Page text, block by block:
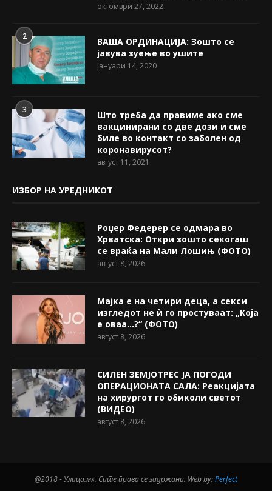
октомври 27, 2022
2
ВАША ОРДИНАЦИЈА: Зошто се
јавува зуење во ушите
јануари 14, 2020
3
Што треба да правиме ако сме
вакцинирани со две дози и сме
биле во контакт со заболен од
коронавирусот?
август 11, 2021
ИЗБОР НА УРЕДНИКОТ
Роџер Федерер се одмара во
Хрватска: Откри зошто секогаш
се враќа на Мали Лошињ (ФОТО)
август 8, 2026
Мајка е на четири деца, а секси
изгледот не ѝ го простуваат: „Која
е оваа…?“ (ФОТО)
август 8, 2026
СИЛЕН ЗЕМЈОТРЕС ЈА ПОГОДИ
ОПЕРАЦИОНАТА САЛА: Реакцијата
на хирургот го обиколи светот
(ВИДЕО)
август 8, 2026
@2018 - Улица.мк. Сите права се задржани. Web by:Perfect